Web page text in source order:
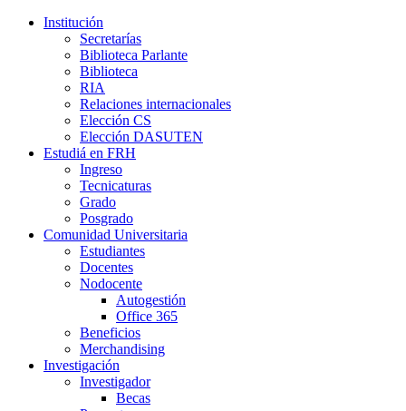
Institución
Secretarías
Biblioteca Parlante
Biblioteca
RIA
Relaciones internacionales
Elección CS
Elección DASUTEN
Estudiá en FRH
Ingreso
Tecnicaturas
Grado
Posgrado
Comunidad Universitaria
Estudiantes
Docentes
Nodocente
Autogestión
Office 365
Beneficios
Merchandising
Investigación
Investigador
Becas